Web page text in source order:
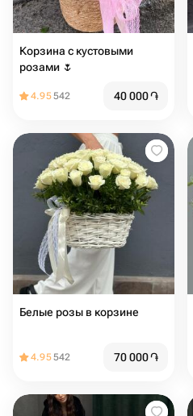
Корзина с кустовыми
розами 🌷
4.95542 40 000֏
Белые розы в корзине
4.95542 70 000֏